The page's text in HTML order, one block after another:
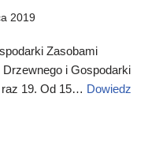
2019
Zasobami
i Gospodarki
raz 19. Od 15… Dowiedz